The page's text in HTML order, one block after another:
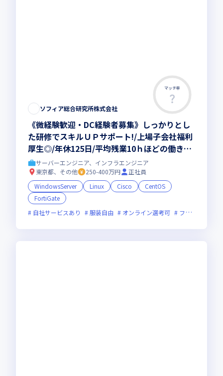
マッチ率
ソフィア総合研究所株式会社
《微経験歓迎・DC経験者募集》しっかりとし
た研修でスキルＵＰサポート!/上場子会社福利
厚生◎/年休125日/平均残業10ｈほどの働きや
すい環境です！
サーバーエンジニア、インフラエンジニア
東京都、その他
250-400万円
正社員
WindowsServer
Linux Cisco
CentOS
FortiGate
自社サービスあり
服装自由 オンライン選考可 フレックス制度あり